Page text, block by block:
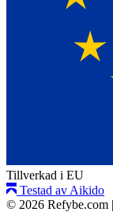
Tillverkad i EU
Testad av Aikido
© 2026 Refybe.com |